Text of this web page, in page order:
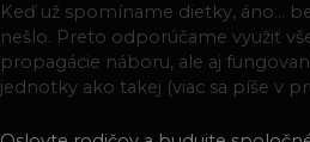
Keď už spomíname dietky, áno…
nešlo. Preto odporúčame využiť
propagácie náboru, ale aj
jednotky ako takej (viac sa píše v